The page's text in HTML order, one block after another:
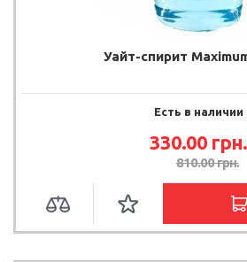
Уайт-спирит
Есть в наличии
330.00 грн.
810.00 грн.